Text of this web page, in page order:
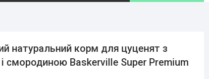
натуральний корм для цуценят з
смородиною Baskerville Super Premium